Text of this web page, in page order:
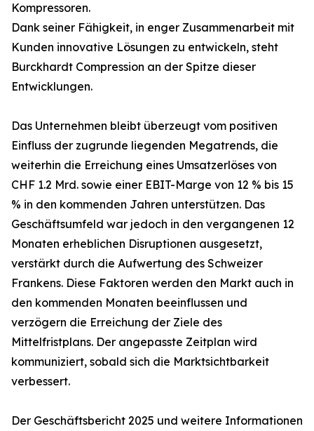
Kompressoren.
Dank seiner Fähigkeit, in enger Zusammenarbeit mit
Kunden innovative Lösungen zu entwickeln, steht
Burckhardt Compression an der Spitze dieser
Entwicklungen.
Das Unternehmen bleibt überzeugt vom positiven
Einfluss der zugrunde liegenden Megatrends, die
weiterhin die Erreichung eines Umsatzerlöses von
CHF 1.2 Mrd. sowie einer EBIT-Marge von 12 % bis 15
% in den kommenden Jahren unterstützen. Das
Geschäftsumfeld war jedoch in den vergangenen 12
Monaten erheblichen Disruptionen ausgesetzt,
verstärkt durch die Aufwertung des Schweizer
Frankens. Diese Faktoren werden den Markt auch in
den kommenden Monaten beeinflussen und
verzögern die Erreichung der Ziele des
Mittelfristplans. Der angepasste Zeitplan wird
kommuniziert, sobald sich die Marktsichtbarkeit
verbessert.
Der Geschäftsbericht 2025 und weitere Informationen